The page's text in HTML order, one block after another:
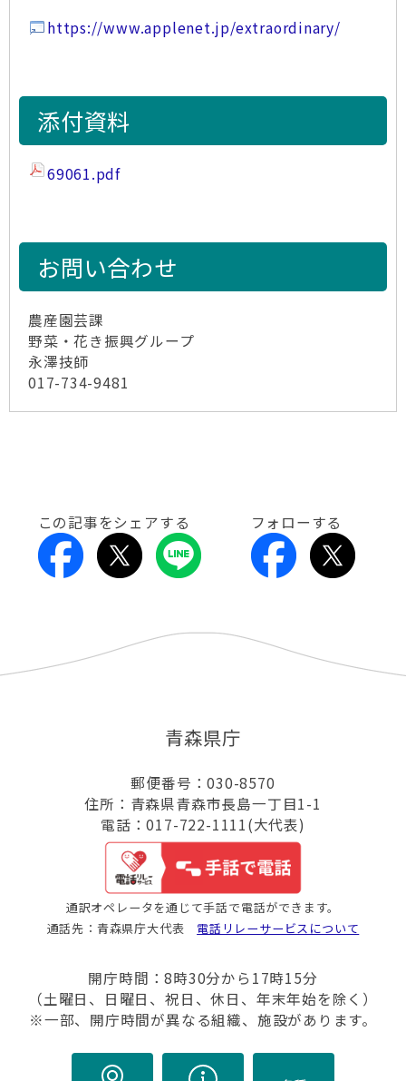
https://www.applenet.jp/extraordinary/
添付資料
69061.pdf
お問い合わせ
農産園芸課
野菜・花き振興グループ
永澤技師
017-734-9481
この記事をシェアする フォローする
青森県庁
郵便番号：030-8570
住所：青森県青森市長島一丁目1-1
電話：017-722-1111(大代表)
通訳オペレータを通じて手話で電話ができます。
通話先：青森県庁大代表 電話リレーサービスについて
開庁時間：8時30分から17時15分
（土曜日、日曜日、祝日、休日、年末年始を除く）
※一部、開庁時間が異なる組織、施設があります。